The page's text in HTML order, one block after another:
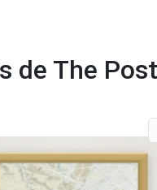
de The